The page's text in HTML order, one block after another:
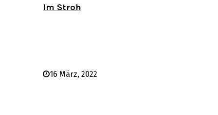
Im Stroh
16 März, 2022